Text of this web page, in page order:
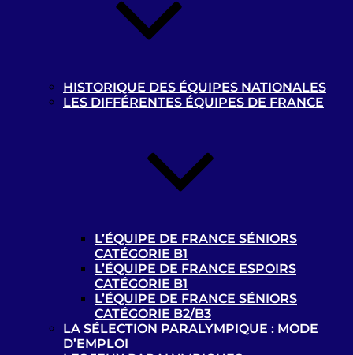
HISTORIQUE DES ÉQUIPES NATIONALES
LES DIFFÉRENTES ÉQUIPES DE FRANCE
L’ÉQUIPE DE FRANCE SÉNIORS
CATÉGORIE B1
L’ÉQUIPE DE FRANCE ESPOIRS
CATÉGORIE B1
L’ÉQUIPE DE FRANCE SÉNIORS
CATÉGORIE B2/B3
LA SÉLECTION PARALYMPIQUE : MODE
D’EMPLOI
Paramètres de confidentialité
Accepter les cookies
Paramètres de confidentialité
Ce site utilise des cookies pour améliorer votre